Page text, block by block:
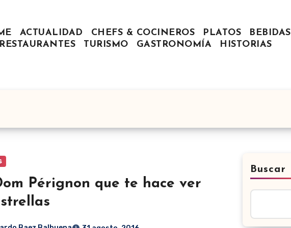
ACTUALIDAD CHEFS & COCINEROS PLATOS
BEBIDAS
RESTAURANTES
TURISMO GASTRONOMÍA HISTORIAS
Pérignon que te hace ver
Buscar